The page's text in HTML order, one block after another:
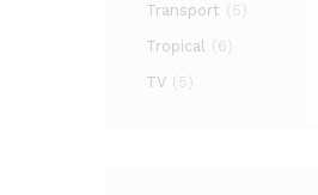
Transport (5)
Tropical (6)
TV (5)